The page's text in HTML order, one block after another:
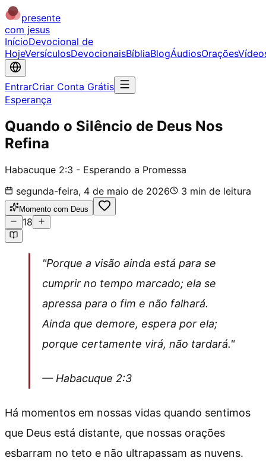
presente
com jesus
InícioDevocional de
HojeVersículosDevocionaisBíbliaBlogÁudiosOrações
EntrarCriar Conta Grátis
Esperança
Quando o Silêncio de Deus Nos
Refina
Habacuque 2:3 - Esperando a Promessa
segunda-feira, 4 de maio de 2026
3 min de leitura
Momento com Deus
18
"Porque a visão ainda está para se
cumprir no tempo marcado; ela se
apressa para o fim e não falhará.
Ainda que demore, espera por ela;
porque certamente virá, não tardará."
— Habacuque 2:3
Há momentos em nossas vidas quando sentimos
que Deus está distante, que nossas orações
esbarram no teto e não ultrapassam as nuvens.